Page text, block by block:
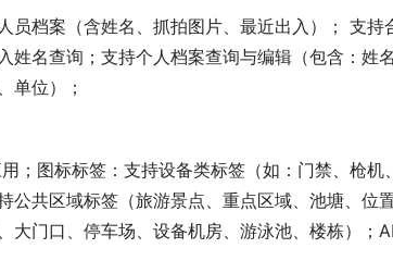
员档案（含姓名、抓拍图片、最近出入）； 支持
姓名查询；支持个人档案查询与编辑（包含：姓
单位）；
；图标标签：支持设备类标签（如：门禁、枪机
公共区域标签（旅游景点、重点区域、池塘、位
大门口、停车场、设备机房、游泳池、楼栋）；